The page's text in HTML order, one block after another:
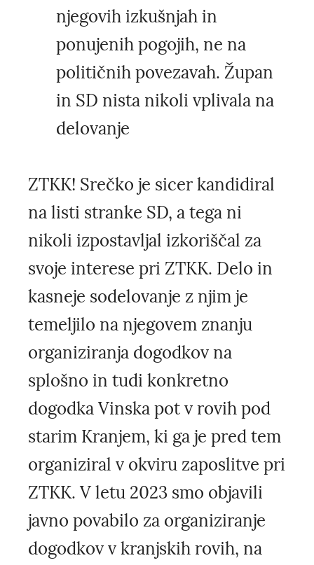
njegovih izkušnjah in
ponujenih pogojih, ne na
političnih povezavah. Župan
in SD nista nikoli vplivala na
delovanje
ZTKK! Srečko je sicer kandidiral
na listi stranke SD, a tega ni
nikoli izpostavljal izkoriščal za
svoje interese pri ZTKK. Delo in
kasneje sodelovanje z njim je
temeljilo na njegovem znanju
organiziranja dogodkov na
splošno in tudi konkretno
dogodka Vinska pot v rovih pod
starim Kranjem, ki ga je pred tem
organiziral v okviru zaposlitve pri
ZTKK. V letu 2023 smo objavili
javno povabilo za organiziranje
dogodkov v kranjskih rovih, na